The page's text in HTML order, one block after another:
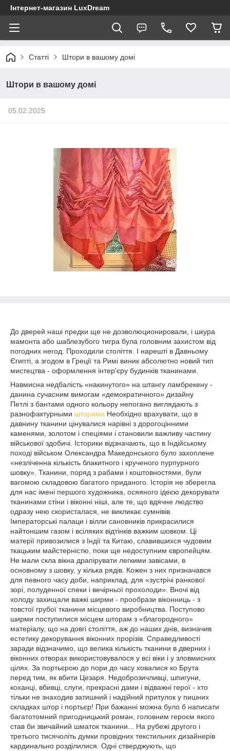
Інтернет-магазин LuxDream
Статті Штори в вашому домі
Штори в вашому домі
05.02.2025
До дверей наші предки ще не доэволюционировали, і шкура
мамонта або шаблезубого тигра була головним захистом від
погодних негод. Проходили століття. І нарешті в Давньому
Єгипті, а згодом в Греції та Римі виник абсолютно новий тип
мистецтва - оформлення інтер'єру будинків тканинами.
Навмисна недбалість «накинутого» на штангу ламбрекену -
данина сучасним вимогам «демократичного» дизайну
Петлі з бантами одного кольору непогано виглядають з
разнофактурными шторами Необхідно врахувати, що в
давнину тканини цінувалися нарівні з дорогоцінними
каменями, золотом і спеціями і становили важливу частину
військової здобичі. Історики відзначають, що в Індійському
поході військом Олександра Македонського було захоплене
«незліченна кількість блакитного і крученого пурпурного
шовку». Тканини, поряд з рабами і коштовностями, були
вагомою складовою багатого приданого. Історія не зберегла
для нас імені першого художника, осяяного ідеєю декорувати
тканинами стіни і віконні ніші, але те, що вдячне людство
одразу нею скористалася, не викликає сумнівів.
Імператорські палаци і вілли сановників прикрасилися
найтоншим газом і всіляких відтінків важким шовком. Ці
матерії привозилися з Індії та Китаю, славившихся чудовим
ткацьким майстерністю, поки ще недоступним європейцям.
Не мали скла вікна драпірувати легкими завісами, в
основному з шовку, у кілька рядів. Кожен з них призначався
для певного часу доби, наприклад, для «зустрічі ранкової
зорі, полуденної спеки і вечірньої прохолоди». Вночі від
холоду захищали важкі ширми - прообрази віконниць - з
товстої грубої тканини місцевого виробництва. Поступово
ширми поступилися місцем шторам з «благородного»
матеріалу, що на довгі століття, аж до наших днів, визначив
естетику декорування віконних прорізів. Справедливості
заради відзначимо, що велика кількість тканини в дверних і
віконних отворах використовувалося у всі віки і у зловмисних
цілях. За портьєрою до пори до часу ховалися ко Брута
перед тим, як вбити Цезаря. Недоброзичливці, шпигуни,
коханці, вбивці, слуги, прекрасні дами і відважні герої - хто
тільки не знаходив затишний і надійний притулок у пишних
складках штор і портьєр! При бажанні можна було б написати
багатотомний пригодницький роман, головним героєм якого
став би звичайний шматок тканини... На рубежі другого і
третього тисячоліть думки провідних текстильних дизайнерів
кардинально розділилися. Одні стверджують, що